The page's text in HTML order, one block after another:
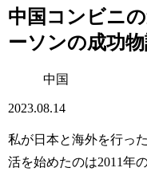
中国コンビニ
ーソンの成功
中国
2023.08.14
私が日本と海外を行っ
活を始めたのは2011年